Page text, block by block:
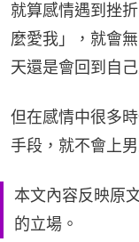
就算感情遇到挫
麼愛我」，就會
天還是會回到自己
但在感情中很多
手段，就不會上
本文內容反映原
的立場。